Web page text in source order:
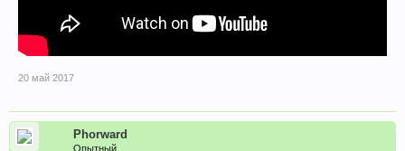
20 май 2017
Phorward
Опытный